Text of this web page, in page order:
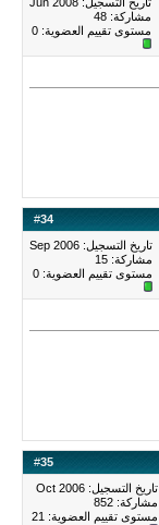
مشاركة: 48
مستوى تقييم العضوية: 0
#34
تاريخ التسجيل: Sep 2006
مشاركة: 15
مستوى تقييم العضوية: 0
#35
تاريخ التسجيل: Oct 2006
مشاركة: 852
مستوى تقييم العضوية: 21